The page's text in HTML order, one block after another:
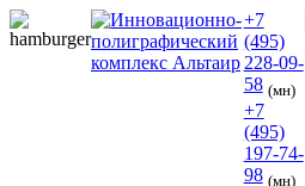
+7
(495)
228-09-
58 (мн)
+7
(495)
197-74-
98 (мн)